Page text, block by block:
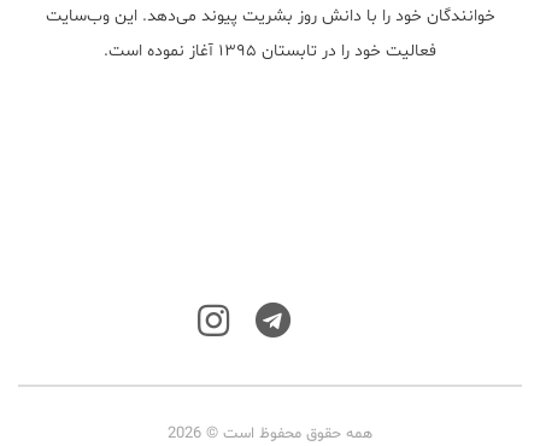
خوانندگان خود را با دانش روز بشریت پیوند می‌دهد. این وب‌سایت
فعالیت خود را در تابستان ۱۳۹۵ آغاز نموده است.
همه حقوق محفوظ است © 2026